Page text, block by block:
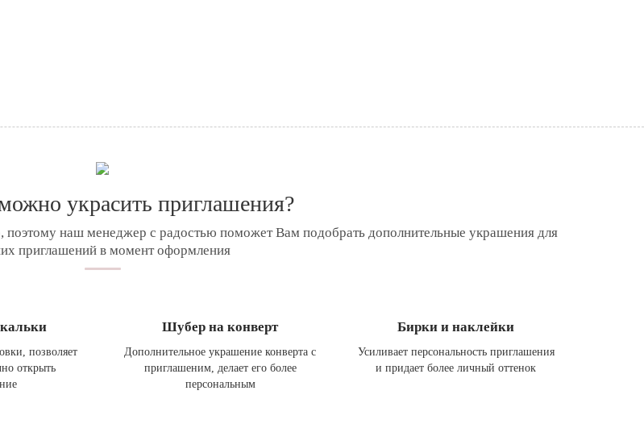
украсить приглашения?
наш менеджер с радостью поможет Вам подобрать дополнительные украшения для
приглашений в момент оформления
позволяет
открыть
Шубер на конверт
Дополнительное украшение конверта с
приглашеним, делает его более
персональным
Бирки и наклейки
Усиливает персональность приглашения
и придает более личный оттенок